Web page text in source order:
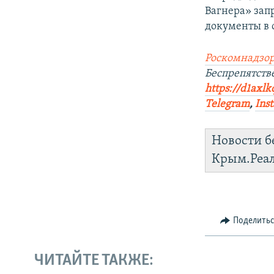
Вагнера»
документы в
https://
Telegram,
Новости
ЧИТАЙТЕ ТАКЖЕ: